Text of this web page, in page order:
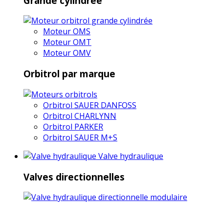
Moteur OMS
Moteur OMT
Moteur OMV
Orbitrol par marque
Orbitrol SAUER DANFOSS
Orbitrol CHARLYNN
Orbitrol PARKER
Orbitrol SAUER M+S
Valve hydraulique
Valves directionnelles